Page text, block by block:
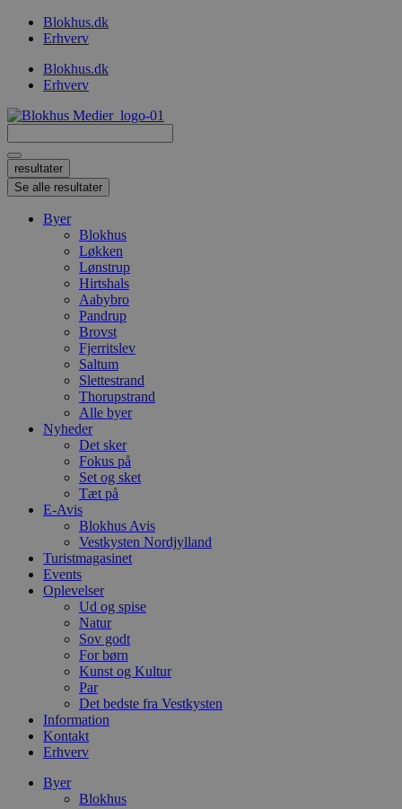
VidereBlokhus.dk
Erhverv
Blokhus.dk
Erhverv
...
resultater
Se alle resultater
Byer
Blokhus
Løkken
Lønstrup
Hirtshals
Aabybro
Pandrup
Brovst
Fjerritslev
Saltum
Slettestrand
Thorupstrand
Alle byer
Nyheder
Det sker
Fokus på
Set og sket
Tæt på
E-Avis
Blokhus Avis
Vestkysten Nordjylland
Turistmagasinet
Events
Oplevelser
Ud og spise
Natur
Sov godt
For børn
Kunst og Kultur
Par
Det bedste fra Vestkysten
Information
Kontakt
Erhverv
Byer
Blokhus